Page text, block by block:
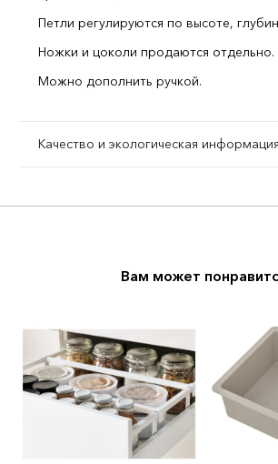
Петли регулируются по высоте,
Ножки и цоколи продаются отдельно.
Можно дополнить ручкой.
Качество и экологическая информация
Вам может